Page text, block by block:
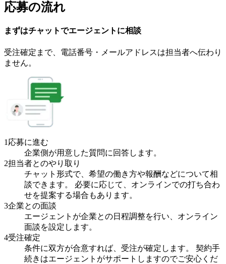
応募の流れ
まずはチャットでエージェント に相談
受注確定まで、 電話番号・メールアドレスは担当者へ伝わり
ません。
1 応募に進む
企業側が用意した質問に回答します。
2担当者とのやり取り
チャット形式で、希望の働き方や報酬などについて相
談できます。 必要に応じて、オンラインでの打ち合わ
せを提案する場合もあります。
3企業との面談
エージェントが企業との日程調整を行い、オンライン
面談を設定します。
4受注確定
条件に双方が合意すれば、受注が確定します。 契約手
続きはエージェントがサポートしますのでご安心くだ